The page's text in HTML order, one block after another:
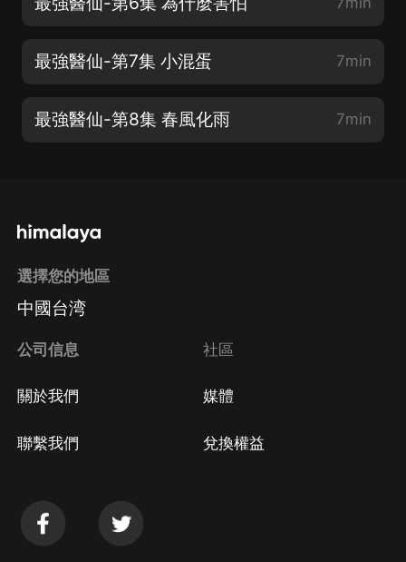
最強醫仙-第7集 小混蛋 7min
最強醫仙-第8集 春風化雨 7min
選擇您的地區
中國台湾
公司信息
關於我們
聯繫我們
社區
媒體
兌換權益